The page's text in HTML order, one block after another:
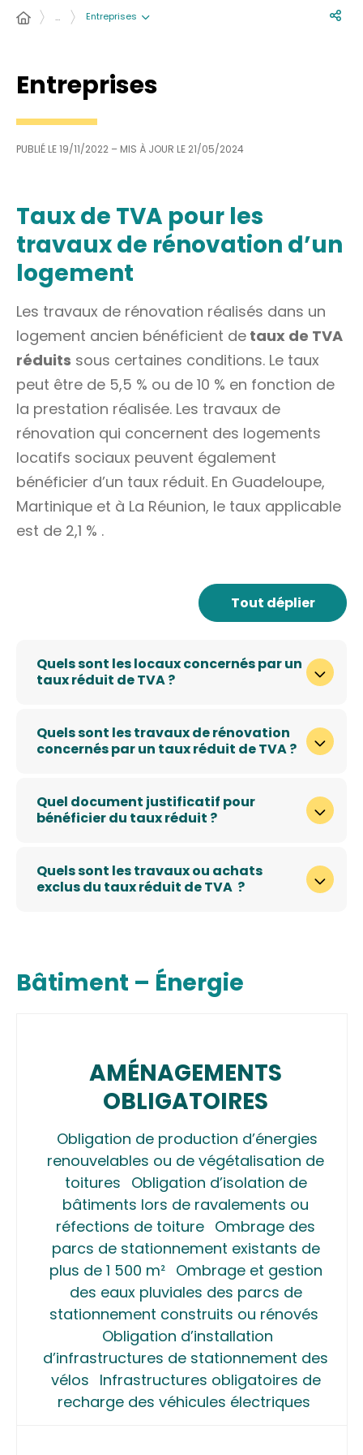
Entreprises
PUBLIÉ LE19/11/2022 – MIS À JOUR LE 21/05/2024
… Entreprises
Taux de TVA pour les
travaux de rénovation d’un
logement
Les travaux de rénovation réalisés dans un
logement ancien bénéficient de taux de TVA
réduits sous certaines conditions. Le taux
peut être de 5,5 % ou de 10 % en fonction de
la prestation réalisée. Les travaux de
rénovation qui concernent des logements
locatifs sociaux peuvent également
bénéficier d’un taux réduit. En Guadeloupe,
Martinique et à La Réunion, le taux applicable
est de 2,1 % .
Tout déplier
Quels sont les locaux concernés par un
taux réduit de TVA ?
Quels sont les travaux de rénovation
concernés par un taux réduit de TVA ?
Quel document justificatif pour
bénéficier du taux réduit ?
Quels sont les travaux ou achats
exclus du taux réduit de TVA ?
Bâtiment – Énergie
AMÉNAGEMENTS
OBLIGATOIRES
Obligation de production d’énergies
renouvelables ou de végétalisation de
toitures Obligation d’isolation de
bâtiments lors de ravalements ou
réfections de toiture Ombrage des
parcs de stationnement existants de
plus de 1 500 m² Ombrage et gestion
des eaux pluviales des parcs de
stationnement construits ou rénovés
Obligation d’installation
d’infrastructures de stationnement des
vélos Infrastructures obligatoires de
recharge des véhicules électriques